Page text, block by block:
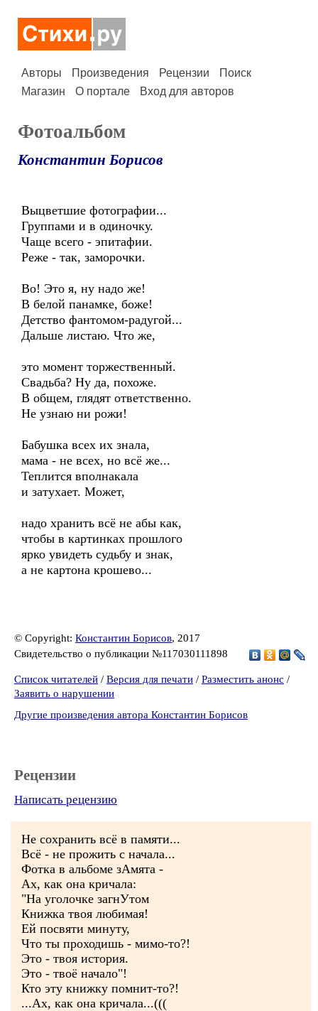
Авторы Произведения Рецензии
Поиск
Магазин
О портале Вход для авторов
Фотоальбом
Константин Борисов
Выцветшие фотографии...
Группами и в одиночку.
Чаще всего - эпитафии.
Реже - так, заморочки.
Во! Это я, ну надо же!
В белой панамке, боже!
Детство фантомом-радугой...
Дальше листаю. Что же,
это момент торжественный.
Свадьба? Ну да, похоже.
В общем, глядят ответственно.
Не узнаю ни рожи!
Бабушка всех их знала,
мама - не всех, но всё же...
Теплится вполнакала
и затухает. Может,
надо хранить всё не абы как,
чтобы в картинках прошлого
ярко увидеть судьбу и знак,
а не картона крошево...
© Copyright: Константин Борисов, 2017
Свидетельство о публикации №117030111898
Список читателей / Версия для печати / Разместить анонс /
Заявить о нарушении
Другие произведения автора Константин Борисов
Рецензии
Написать рецензию
Не сохранить всё в памяти...
Всё - не прожить с начала...
Фотка в альбоме зАмята -
Ах, как она кричала:
"На уголочке загнУтом
Книжка твоя любимая!
Ей посвяти минуту,
Что ты проходишь - мимо-то?!
Это - твоя история.
Это - твоё начало"!
Кто эту книжку помнит-то?!
...Ах, как она кричала...(((